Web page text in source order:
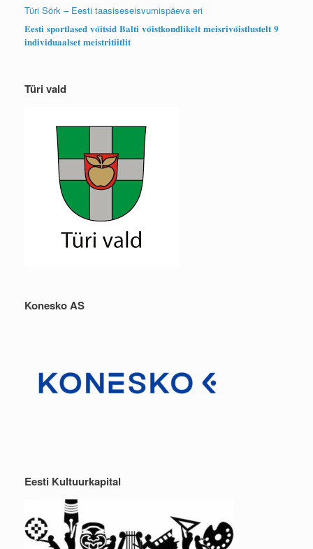
Türi Sörk – Eesti taasiseseisvumispäeva eri
𝐄𝐞𝐬𝐭𝐢 𝐬𝐩𝐨𝐫𝐭𝐥𝐚𝐬𝐞𝐝 𝐯𝐨̃𝐢𝐭𝐬𝐢𝐝 𝐁𝐚𝐥𝐭𝐢 𝐯𝐨̃𝐢𝐬𝐭𝐤𝐨𝐧𝐝𝐥𝐢𝐤𝐞𝐥𝐭 𝐦𝐞𝐢𝐬𝐫𝐢𝐯𝐨̃𝐢𝐬𝐭𝐥𝐮𝐬𝐭𝐞𝐥𝐭 𝟗
𝐢𝐧𝐝𝐢𝐯𝐢𝐝𝐮𝐚𝐚𝐥𝐬𝐞𝐭 𝐦𝐞𝐢𝐬𝐭𝐫𝐢𝐭𝐢𝐢𝐭𝐥𝐢𝐭
Türi vald
Konesko AS
Eesti Kultuurkapital